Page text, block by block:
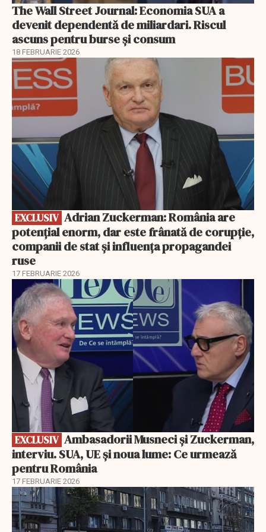
The Wall Street Journal: Economia SUA a
devenit dependentă de miliardari. Riscul
ascuns pentru burse și consum
18 FEBRUARIE 2026
EXCLUSIV
EXCLUSIV
potențial enorm, dar este frânată de corupție,
companii de stat și influența propagandei
ruse
17 FEBRUARIE 2026
EXCLUSIV
EXCLUSIV
interviu. SUA, UE și noua lume: Ce urmează
pentru România
17 FEBRUARIE 2026